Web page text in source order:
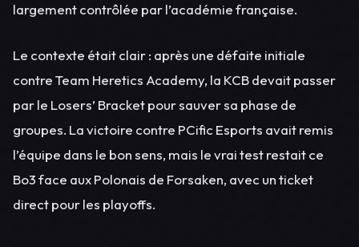
largement contrôlée par l’académie française.
Le contexte était clair : après une défaite initiale
contre Team Heretics Academy, la KCB devait passer
par le Losers’ Bracket pour sauver sa phase de
groupes. La victoire contre PCific Esports avait remis
l’équipe dans le bon sens, mais le vrai test restait ce
Bo3 face aux Polonais de Forsaken, avec un ticket
direct pour les playoffs.